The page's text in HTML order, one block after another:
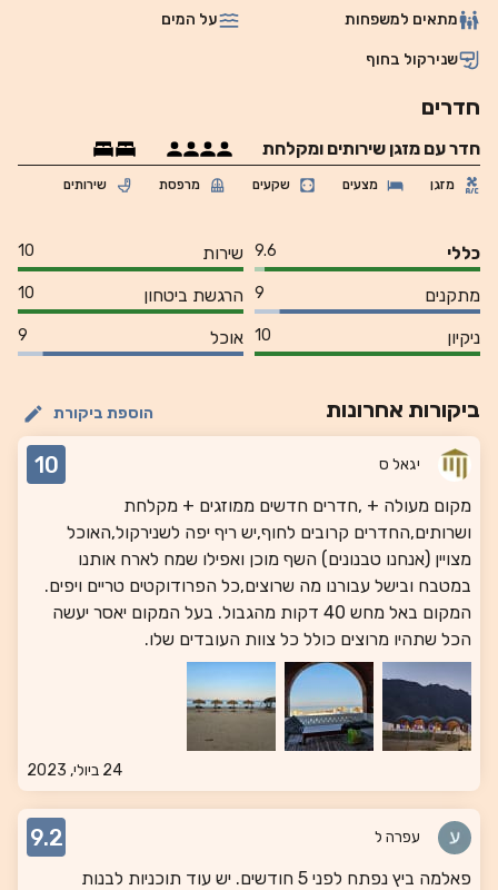
מתאים למשפחות על המים
שנירקול בחוף
חדרים
חדר עם מזגן שירותים ומקלחת
מזגן מצעים שקעים מרפסת שירותים
כללי 9.6 שירות 10
מתקנים 9 הרגשת ביטחון 10
ניקיון 10 אוכל 9
ביקורות אחרונות הוספת ביקורת
יגאל ס 10
מקום מעולה + ,חדרים חדשים ממוזגים + מקלחת
ושרותים,החדרים קרובים לחוף,יש ריף יפה לשנירקול,האוכל
מצויין (אנחנו טבנונים) השף מוכן ואפילו שמח לארח אותנו
במטבח ובישל עבורנו מה שרוצים,כל הפרודוקטים טריים ויפים.
המקום באל מחש 40 דקות מהגבול. בעל המקום יאסר יעשה
הכל שתהיו מרוצים כולל כל צוות העובדים שלו.
24 ביולי, 2023
עפרה ל 9.2
פאלמה ביץ נפתח לפני 5 חודשים. יש עוד תוכניות לבנות